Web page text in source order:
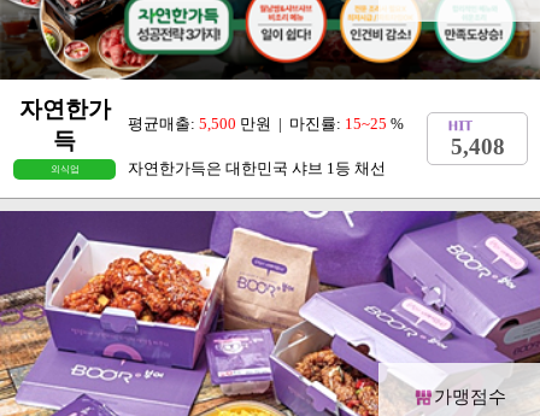
자연한가
득
평균매출: 5,500 만원 | 마진률: 15~25 %
외식업 자연한가득은 대한민국 샤브 1등 채선
5,408
가맹점수